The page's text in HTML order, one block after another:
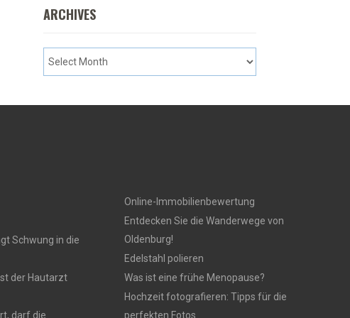
ARCHIVES
Schwung in die
der Hautarzt
darf die
Online-Immobilienbewertung
Entdecken Sie die Wanderwege von
Oldenburg!
Edelstahl polieren
Was ist eine frühe Menopause?
Hochzeit fotografieren: Tipps für die
perfekten Fotos